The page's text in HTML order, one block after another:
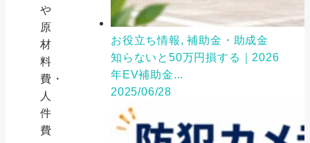
や
原
材
料
費・
人
件
費
お役立ち情報, 補助金・助成金
知らないと50万円損する｜2026
年EV補助金...
2025/06/28